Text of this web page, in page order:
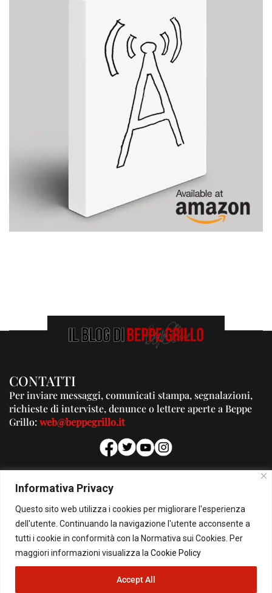
Informativa Privacy
Questo sito web utilizza i cookies per migliorare l'esperienza
dell'utente. Continuando la navigazione l'utente acconsente a
tutti i cookie in conformità con la Normativa sui Cookies. Per
maggiori informazioni visualizza la Cookie Policy
Accept All
CONTATTI
Per inviare messaggi, comunicati stampa, segnalazioni,
richieste di interviste, denunce o lettere aperte a Beppe
Grillo:web@beppegrillo.it
PUBBLICITA'
Per la tua pubblicità su questo Blog:
pubblicita@beppegrillo.it
HOMEPAGE COOKIE POLICY PRIVACY POLICY CONTATTI
© Copyright 2026 - Il Blog di Beppe Grillo. All Rights Reserved - Powered by